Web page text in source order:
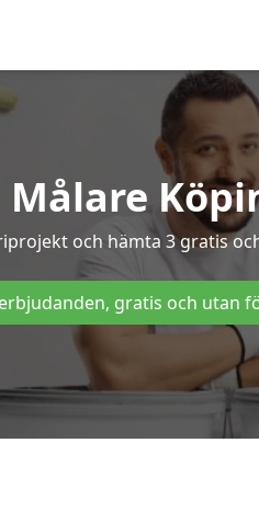
Målare
och hämta 3 gratis
gratis och utan